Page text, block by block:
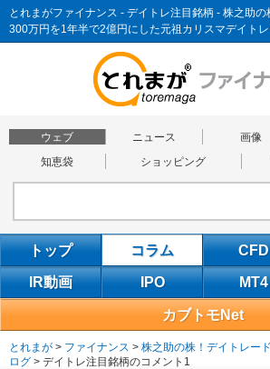
300万円を1年半で2億円にした元祖カリスマデイト
ウェブ ニュース 画像
知恵袋
ショッピング
トップ コラム CFD
IR動画 IPO MT4
カブトモNet
とれまが > ファイナンス > 株之助の株！デイトレー
ログ > デイトレ注目銘柄のコメント1